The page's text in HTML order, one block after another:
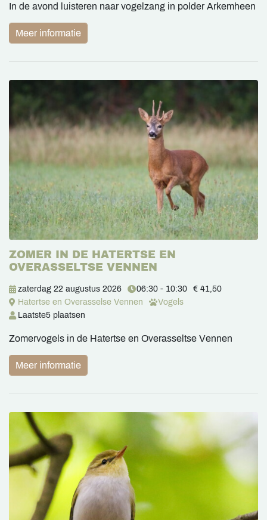
In de avond luisteren naar vogelzang in polder Arkemheen
Meer informatie
ZOMER IN DE HATERTSE EN
OVERASSELTSE VENNEN
zaterdag 22 augustus 2026 06:30 - 10:30
€ 41,50
Hatertse en Overasselse Vennen
Vogels
Laatste5 plaatsen
Zomervogels in de Hatertse en Overasseltse Vennen
Meer informatie